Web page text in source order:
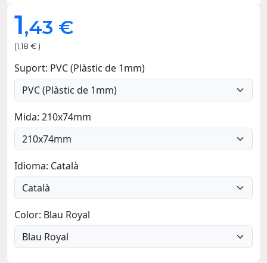
1,43 €
(1,18 € )
Suport: PVC (Plàstic de 1mm)
Mida: 210x74mm
Idioma: Català
Color: Blau Royal